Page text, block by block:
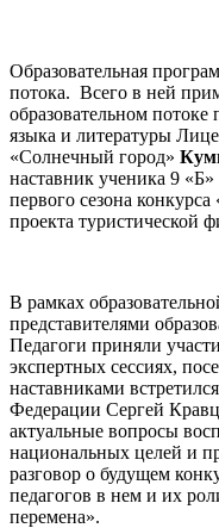
Образовательная
потока. Всего в ней
образовательном потоке
языка и литературы
«Солнечный город»
наставник ученика 9
первого сезона
проекта
В рамках
представителями
Педагоги приняли
экспертных сессиях,
наставниками
Федерации Сергей
актуальные вопросы
национальных целей и
разговор о будущем
педагогов в нем и их
перемена».